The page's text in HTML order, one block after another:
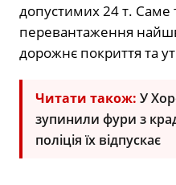
допустимих 24 т. Саме
перевантаження
дорожнє покриття та
Читати також: У
зупинили фури з
поліція їх відпускає